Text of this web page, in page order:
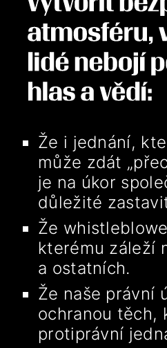
Že i jednání,
může zdát
je na úkor
důležité
Že
kterému záleží
a ostatních.
Že naše právní
ochranou těch,
protiprávní